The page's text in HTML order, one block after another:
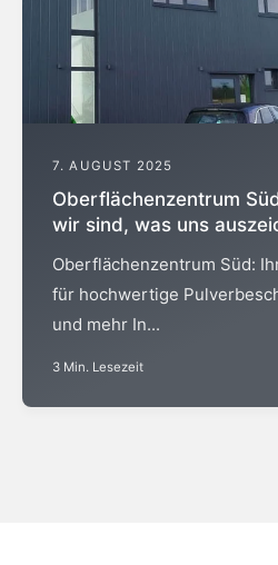
7. AUGUST 2025
Oberflächenzentrum
wir sind, was uns
Oberflächenzentrum Süd:
für hochwertige
und mehr In...
3 Min. Lesezeit